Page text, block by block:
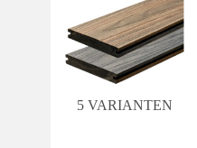
5 VARIANTEN